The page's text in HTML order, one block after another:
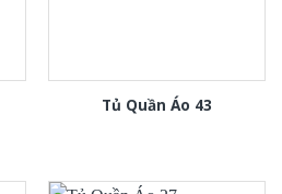
Tủ Quần Áo 43